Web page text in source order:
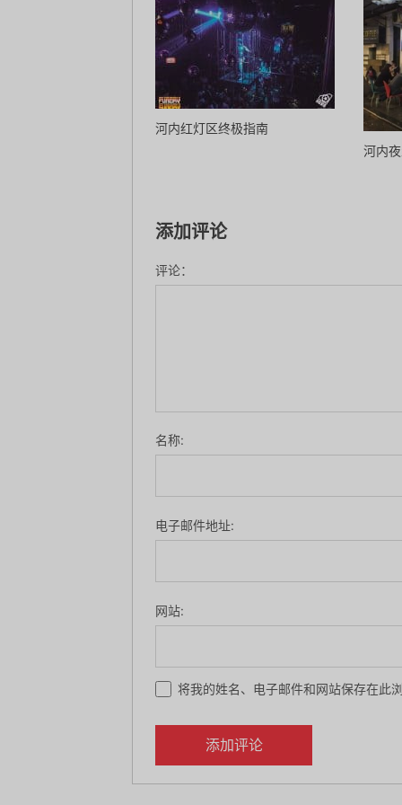
河内红灯区终极指南
河内
添加评论
评论：
名称:
电子邮件地址:
网站:
将我的姓名、电子邮件和网站保存在此